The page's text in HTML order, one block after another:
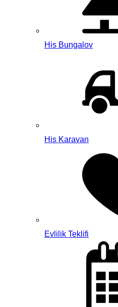
His Bungalov
His Karavan
Evlilik Teklifi